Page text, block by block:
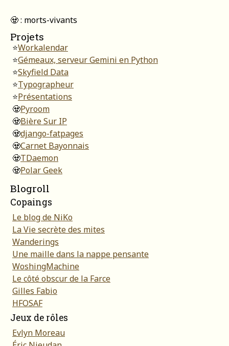
🧟 : morts-vivants
Projets
⭐Workalendar
⭐Gémeaux, serveur Gemini en Python
⭐Skyfield Data
⭐Typographeur
⭐Présentations
🧟Pyroom
🧟Bière Sur IP
🧟django-fatpages
🧟Carnet Bayonnais
🧟TDaemon
🧟Polar Geek
Blogroll
Copaings
Le blog de NiKo
La Vie secrète des mites
Wanderings
Une maille dans la nappe pensante
WoshingMachine
Le côté obscur de la Farce
Gilles Fabio
HFOSAF
Jeux de rôles
Evlyn Moreau